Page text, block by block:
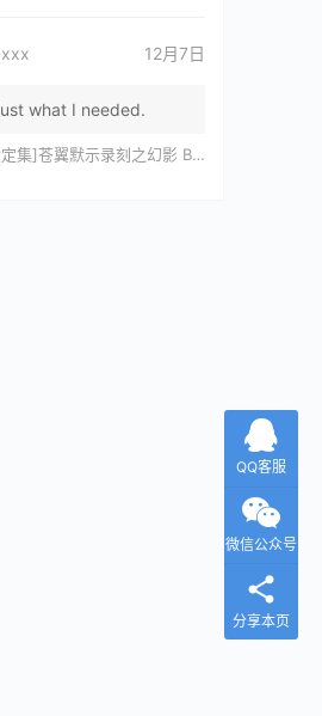
12月7日
what I needed.
刻之幻影 BLAZBLUE CHRONOPHANTASMA 公式設定資料集II
QQ客服
微信公众号
分享本页